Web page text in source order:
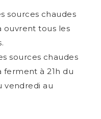
sources chaudes
ouvrent tous les
sources chaudes
ferment à 21h du
vendredi au